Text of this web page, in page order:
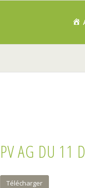
PV AG DU 11
Télécharger